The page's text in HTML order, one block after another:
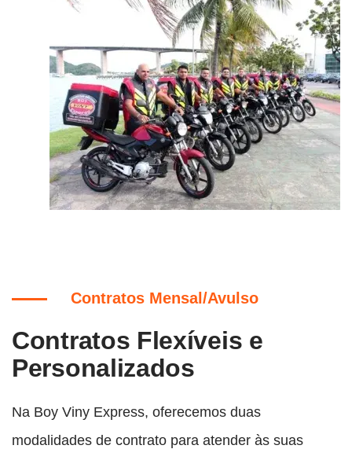
Contratos Mensal/Avulso
Contratos Flexíveis e
Personalizados
Na Boy Viny Express, oferecemos duas
modalidades de contrato para atender às suas